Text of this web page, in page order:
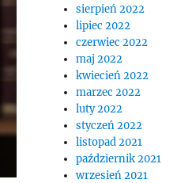
sierpień 2022
lipiec 2022
czerwiec 2022
maj 2022
kwiecień 2022
marzec 2022
luty 2022
styczeń 2022
listopad 2021
październik 2021
wrzesień 2021